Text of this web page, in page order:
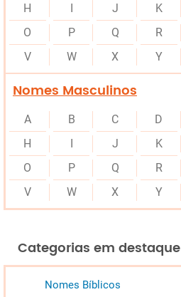
H
I J K
O
P Q R
V
W X Y
Nomes Masculinos
A B C D
H
I J K
O
P Q R
V
W X Y
Categorias em destaque
Nomes Bíblicos